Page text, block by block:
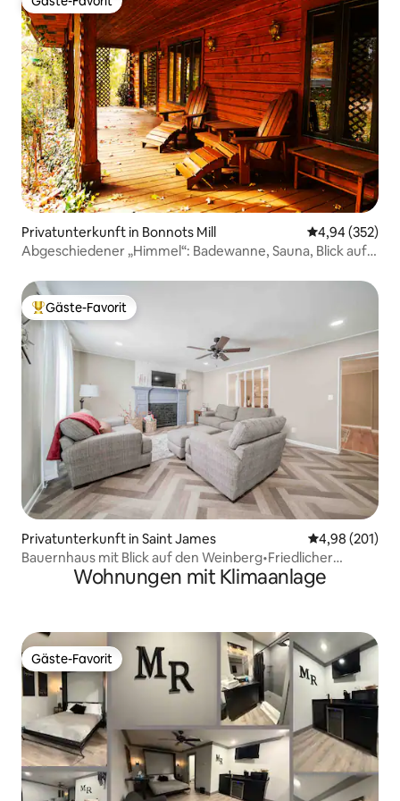
Gäste-Favorit
Privatunterkunft in Bonnots Mill
4,94 (352)
Abgeschiedener „Himmel“: Badewanne, Sauna, Blick auf
Beliebter Gäste-Favorit.
Gäste-Favorit
Privatunterkunft in Saint James
4,98 (201)
Bauernhaus mit Blick auf den Weinberg•Friedlicher
Rückzugsort•Feuerstelle
Wohnungen mit Klimaanlage
Gäste-Favorit
Gäste-Favorit